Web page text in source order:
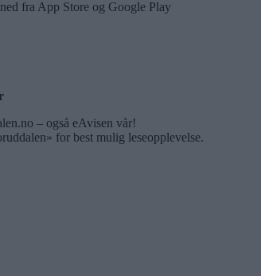
fra App Store og Google Play
– også eAvisen vår!
for best mulig leseopplevelse.